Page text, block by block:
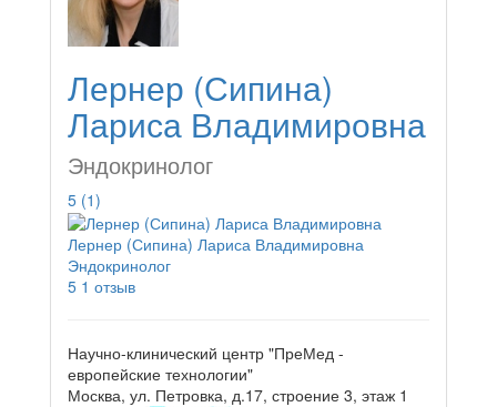
Лернер (Сипина)
Лариса Владимировна
Эндокринолог
5 (1)
Лернер (Сипина) Лариса Владимировна
Эндокринолог
5 1 отзыв
Научно-клинический центр "ПреМед -
европейские технологии"
Москва, ул. Петровка, д.17, строение 3, этаж 1